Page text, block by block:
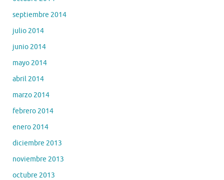
septiembre 2014
julio 2014
junio 2014
mayo 2014
abril 2014
marzo 2014
febrero 2014
enero 2014
diciembre 2013
noviembre 2013
octubre 2013